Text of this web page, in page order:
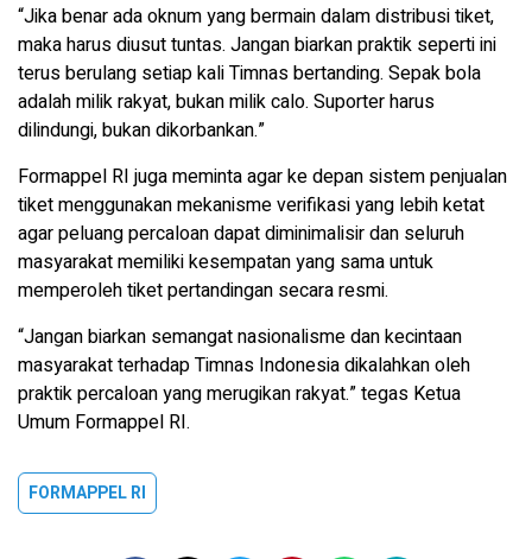
“Jika benar ada oknum yang bermain dalam distribusi tiket,
maka harus diusut tuntas. Jangan biarkan praktik seperti ini
terus berulang setiap kali Timnas bertanding. Sepak bola
adalah milik rakyat, bukan milik calo. Suporter harus
dilindungi, bukan dikorbankan.”
Formappel RI juga meminta agar ke depan sistem penjualan
tiket menggunakan mekanisme verifikasi yang lebih ketat
agar peluang percaloan dapat diminimalisir dan seluruh
masyarakat memiliki kesempatan yang sama untuk
memperoleh tiket pertandingan secara resmi.
“Jangan biarkan semangat nasionalisme dan kecintaan
masyarakat terhadap Timnas Indonesia dikalahkan oleh
praktik percaloan yang merugikan rakyat.” tegas Ketua
Umum Formappel RI.
FORMAPPEL RI